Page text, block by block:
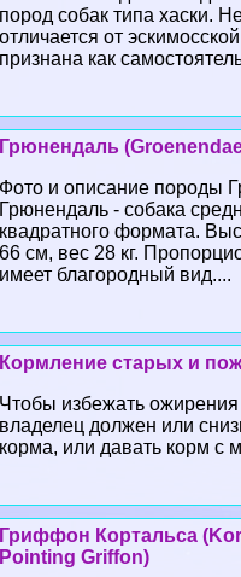
пород собак типа хаски.
отличается от
признана как
Грюнендаль
Фото и описание породы
Грюнендаль - собака
квадратного формата.
66 см, вес 28 кг.
имеет благородный вид....
Кормление старых и
Чтобы избежать
владелец должен или
корма, или давать корм
Гриффон Кортальса
Pointing Griffon)